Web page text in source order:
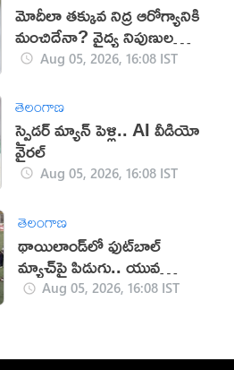
మోదీలా తక్కువ నిద్ర ఆరోగ్యానికి
మంచిదేనా? వైద్య నిపుణుల
సూచనలు
Aug 05, 2026, 16:08 IST
తెలంగాణ
స్పైడర్ మ్యాన్ పెళ్లి.. AI వీడియో
వైరల్
Aug 05, 2026, 16:08 IST
తెలంగాణ
థాయిలాండ్‌లో ఫుట్‌బాల్
మ్యాచ్‌పై పిడుగు.. యువ
ఆటగాడు మృతి
Aug 05, 2026, 16:08 IST